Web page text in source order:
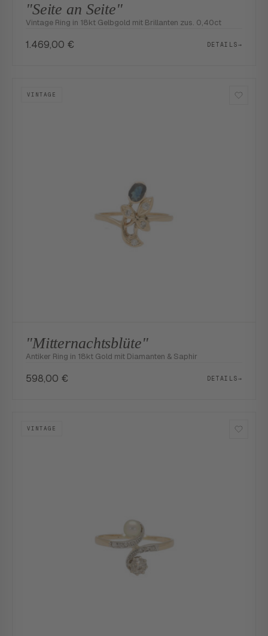
"Seite an Seite"
Vintage Ring in 18kt Gelbgold mit Brillanten zus. 0,40ct
1.469,00 € DETAILS→
VINTAGE
"Mitternachtsblüte"
Antiker Ring in 18kt Gold mit Diamanten & Saphir
598,00 € DETAILS→
VINTAGE